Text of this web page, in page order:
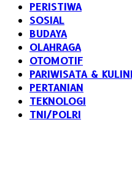
PERISTIWA
SOSIAL
BUDAYA
OLAHRAGA
OTOMOTIF
PARIWISATA &
PERTANIAN
TEKNOLOGI
TNI/POLRI